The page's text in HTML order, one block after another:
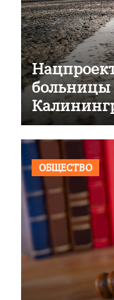
больницы
ОБЩЕСТВО